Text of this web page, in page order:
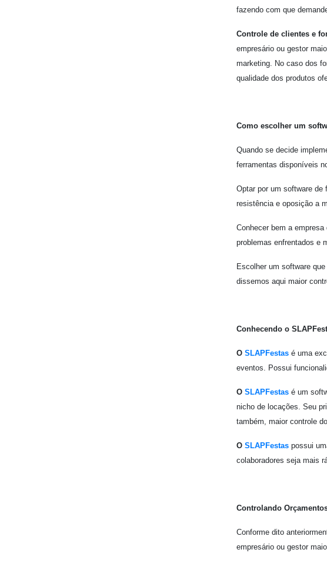
fazendo com que
Controle de clientes e
empresário ou gestor
marketing. No caso dos
qualidade dos produtos
Como escolher um
Quando se decide
ferramentas disponíveis
Optar por um software de
resistência e oposição a
Conhecer bem a
problemas enfrentados e
Escolher um software
dissemos aqui maior
Conhecendo o
O SLAPFestas é uma
eventos. Possui
O SLAPFestas é um
nicho de locações. Seu
também, maior controle
O SLAPFestas possui
colaboradores seja mais
Controlando
Conforme dito
empresário ou gestor